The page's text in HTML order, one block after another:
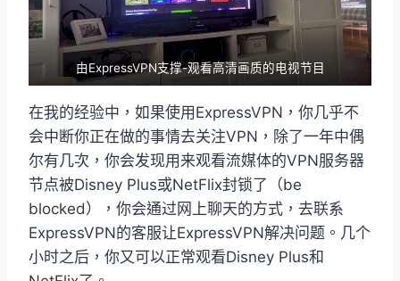
由ExpressVPN支撑-观看高清画质的电视节目
在我的经验中，如果使用ExpressVPN，你几乎不
会中断你正在做的事情去关注VPN，除了一年中偶
尔有几次，你会发现用来观看流媒体的VPN服务器
节点被Disney Plus或NetFlix封锁了（be
blocked），你会通过网上聊天的方式，去联系
ExpressVPN的客服让ExpressVPN解决问题。几个
小时之后，你又可以正常观看Disney Plus和